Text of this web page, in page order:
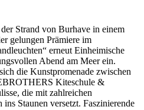
Strand von Burhave in einem
gelungen Prämiere im
erneut Einheimische
Abend am Meer ein.
die Kunstpromenade zwischen
Kiteschule &
die mit zahlreichen
Staunen versetzt. Faszinierende